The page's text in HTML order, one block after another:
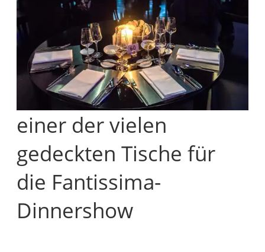
einer der vielen
gedeckten Tische für
die Fantissima-
Dinnershow